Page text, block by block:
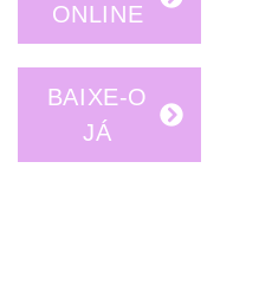
ONLINE
BAIXE-O
JÁ